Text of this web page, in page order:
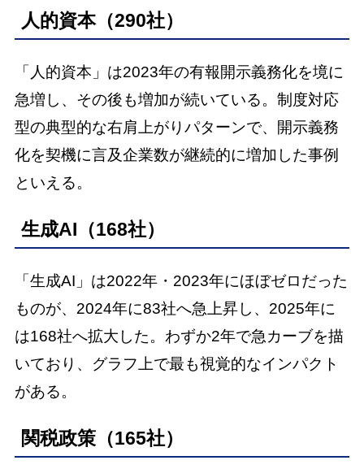
人的資本（290社）
「人的資本」は2023年の有報開示義務化を境に
急増し、その後も増加が続いている。制度対応
型の典型的な右肩上がりパターンで、開示義務
化を契機に言及企業数が継続的に増加した事例
といえる。
生成AI（168社）
「生成AI」は2022年・2023年にほぼゼロだった
ものが、2024年に83社へ急上昇し、2025年に
は168社へ拡大した。わずか2年で急カーブを描
いており、グラフ上で最も視覚的なインパクト
がある。
関税政策（165社）